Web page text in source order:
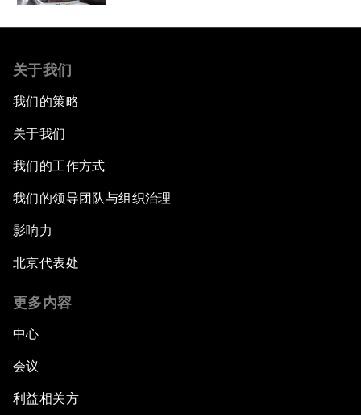
关于我们
我们的策略
关于我们
我们的工作方式
我们的领导团队与组织治理
影响力
北京代表处
更多内容
中心
会议
利益相关方